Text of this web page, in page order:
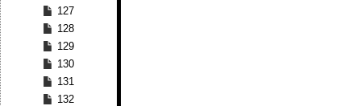
127
128
129
130
131
132